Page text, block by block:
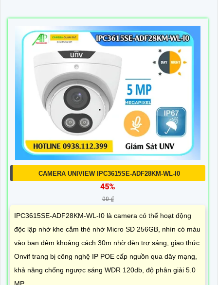
CAMERA UNIVIEW IPC3615SE-ADF28KM-WL-I0
45%
00 ₫
IPC3615SE-ADF28KM-WL-I0 là camera có thể hoạt động
độc lập nhờ khe cắm thẻ nhớ Micro SD 256GB, nhìn có màu
vào ban đêm khoảng cách 30m nhờ đèn trợ sáng, giao thức
Onvif trang bị công nghệ IP POE cấp nguồn qua dây mạng,
khả năng chống ngược sáng WDR 120db, độ phân giải 5.0
MP